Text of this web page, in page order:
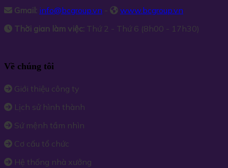
Gmail: info@bcgroup.vn -
www.bcgroup.vn
Thời gian làm việc: Thứ 2 - Thứ 6 (8h00 - 17h30)
Về chúng tôi
Giới thiệu công ty
Lịch sử hình thành
Sứ mệnh tầm nhìn
Cơ cấu tổ chức
Hệ thống nhà xưởng